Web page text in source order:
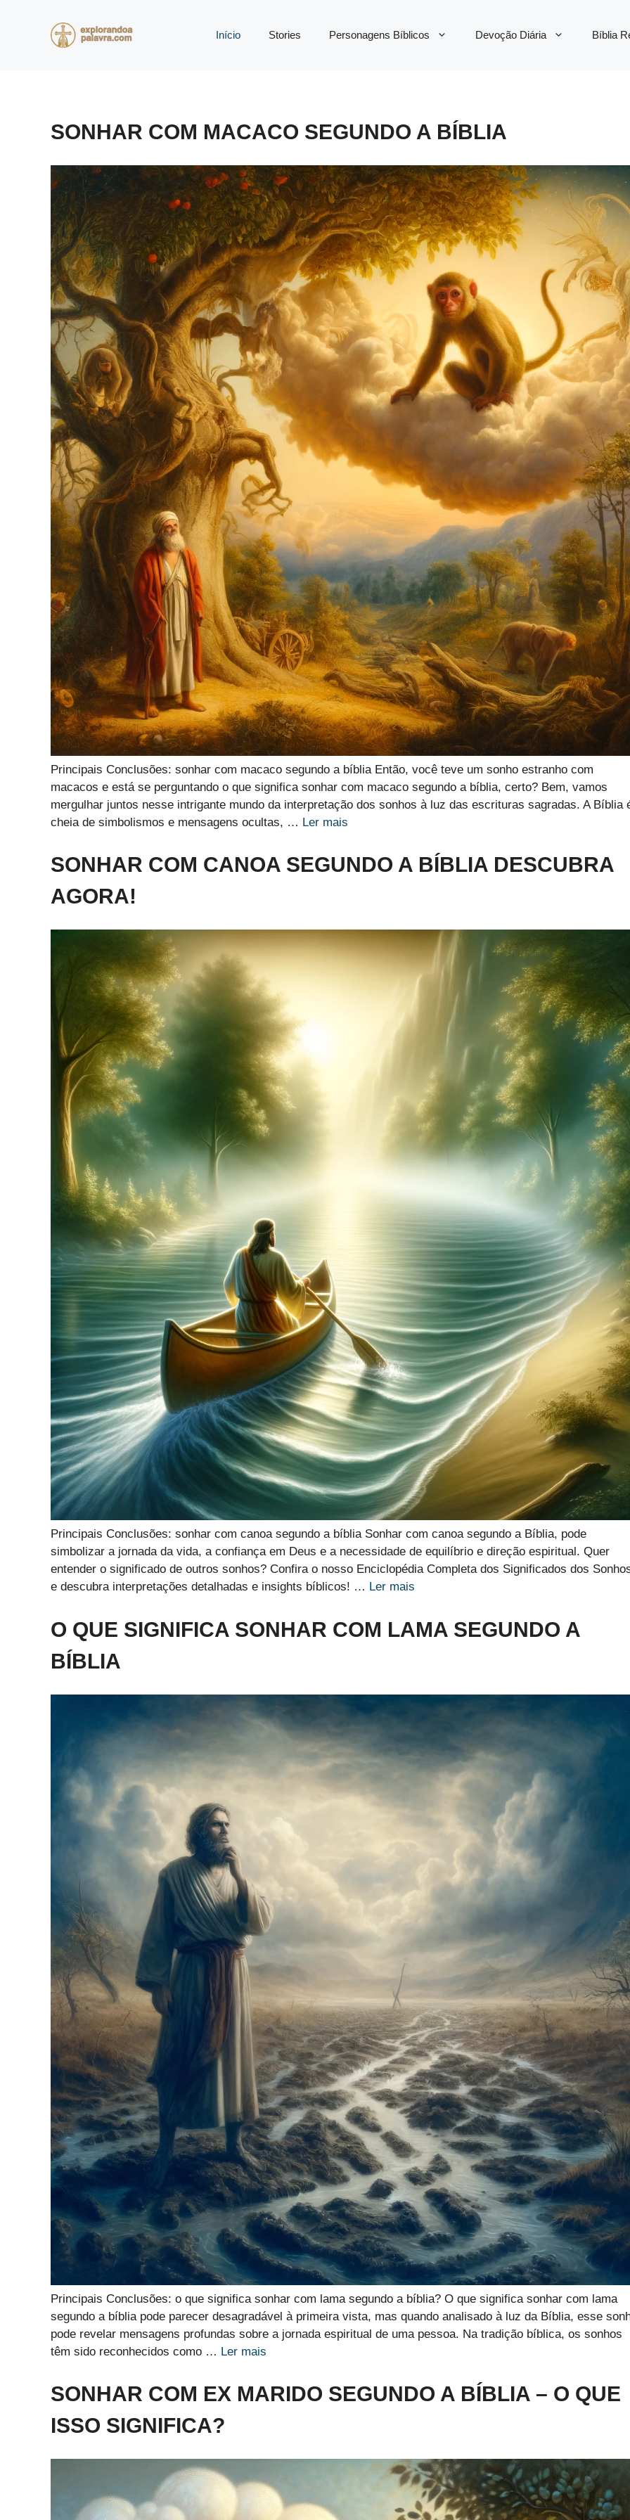
Início Stories Personagens Bíblicos Devoção Diária Bíblia
SONHAR COM MACACO SEGUNDO A BÍBLIA
Principais Conclusões: sonhar com macaco segundo a bíblia Então, você teve um sonho estranho com
macacos e está se perguntando o que significa sonhar com macaco segundo a bíblia, certo? Bem, vamos
mergulhar juntos nesse intrigante mundo da interpretação dos sonhos à luz das escrituras sagradas. A Bíblia
cheia de simbolismos e mensagens ocultas, … Ler mais
SONHAR COM CANOA SEGUNDO A BÍBLIA DESCUBRA
AGORA!
Principais Conclusões: sonhar com canoa segundo a bíblia Sonhar com canoa segundo a Bíblia, pode
simbolizar a jornada da vida, a confiança em Deus e a necessidade de equilíbrio e direção espiritual. Quer
entender o significado de outros sonhos? Confira o nosso Enciclopédia Completa dos Significados dos
e descubra interpretações detalhadas e insights bíblicos! … Ler mais
O QUE SIGNIFICA SONHAR COM LAMA SEGUNDO A
BÍBLIA
Principais Conclusões: o que significa sonhar com lama segundo a bíblia? O que significa sonhar com lama
segundo a bíblia pode parecer desagradável à primeira vista, mas quando analisado à luz da Bíblia, esse
pode revelar mensagens profundas sobre a jornada espiritual de uma pessoa. Na tradição bíblica, os sonhos
têm sido reconhecidos como … Ler mais
SONHAR COM EX MARIDO SEGUNDO A BÍBLIA – O QUE
ISSO SIGNIFICA?